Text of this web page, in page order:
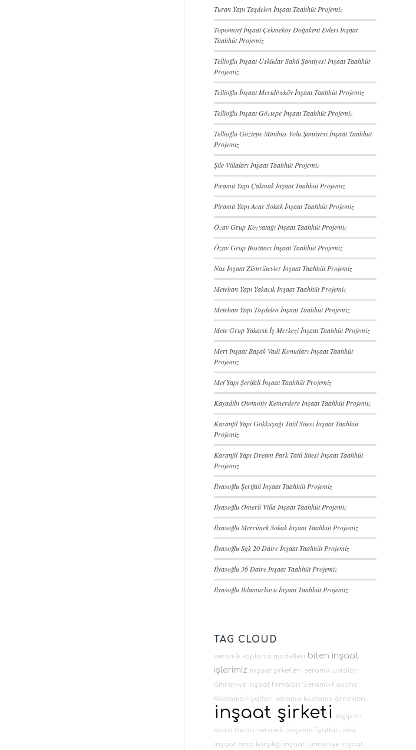
Turan Yapı Taşdelen İnşaat Taahhüt Projemiz
Topomorf İnşaat Çekmeköy Doğakent Evleri İnşaat
Taahhüt Projemiz
Tellioğlu İnşaat Üsküdar Sahil Şantiyesi İnşaat Taahhüt
Projemiz
Tellioğlu İnşaat Mecidiyeköy İnşaat Taahhüt Projemiz
Tellioğlu İnşaat Göztepe İnşaat Taahhüt Projemiz
Tellioğlu Göztepe Minibüs Yolu Şantiyesi İnşaat Taahhüt
Projemiz
Şile Villaları İnşaat Taahhüt Projemiz
Piramit Yapı Çakmak İnşaat Taahhüt Projemiz
Piramit Yapı Acar Sokak İnşaat Taahhüt Projemiz
Özav Grup Kozyatağı İnşaat Taahhüt Projemiz
Özav Grup Bostancı İnşaat Taahhüt Projemiz
Nas İnşaat Zümrütevler İnşaat Taahhüt Projemiz
Metehan Yapı Yakacık İnşaat Taahhüt Projemiz
Metehan Yapı Taşdelen İnşaat Taahhüt Projemiz
Mete Grup Yakacık İş Merkezi İnşaat Taahhüt Projemiz
Mert İnşaat Başak Vadi Konutları İnşaat Taahhüt
Projemiz
Mef Yapı Şerifali İnşaat Taahhüt Projemiz
Kayadibi Otomotiv Kemerdere İnşaat Taahhüt Projemiz
Karanfil Yapı Gökkuşağı Tatil Sitesi İnşaat Taahhüt
Projemiz
Karanfil Yapı Dream Park Tatil Sitesi İnşaat Taahhüt
Projemiz
İlyasoğlu Şerifali İnşaat Taahhüt Projemiz
İlyasoğlu Ömerli Villa İnşaat Taahhüt Projemiz
İlyasoğlu Mercimek Sokak İnşaat Taahhüt Projemiz
İlyasoğlu Sgk 20 Daire İnşaat Taahhüt Projemiz
İlyasoğlu 36 Daire İnşaat Taahhüt Projemiz
İlyasoğlu Ihlamurkuyu İnşaat Taahhüt Projemiz
TAG CLOUD
seramik kaplama modelleri biten inşaat
işlerimiz inşaat şirketleri seramik ustaları
ümraniye inşaat firmaları Seramik Fayans
Kaplama Fiyatları seramik kaplama örnekleri
inşaat şirketi alçıpan
asma tavan seramik döşeme fiyatları zeki
inşaat arsa karşılığı inşaat ümraniye inşaat